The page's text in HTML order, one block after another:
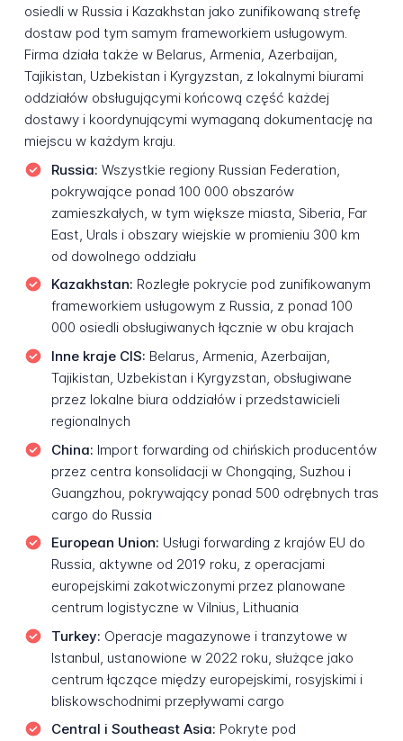
osiedli w Russia i Kazakhstan jako zunifikowaną strefę
dostaw pod tym samym frameworkiem usługowym.
Firma działa także w Belarus, Armenia, Azerbaijan,
Tajikistan, Uzbekistan i Kyrgyzstan, z lokalnymi biurami
oddziałów obsługującymi końcową część każdej
dostawy i koordynującymi wymaganą dokumentację na
miejscu w każdym kraju.
Russia: Wszystkie regiony Russian Federation,
pokrywające ponad 100 000 obszarów
zamieszkałych, w tym większe miasta, Siberia, Far
East, Urals i obszary wiejskie w promieniu 300 km
od dowolnego oddziału
Kazakhstan: Rozległe pokrycie pod zunifikowanym
frameworkiem usługowym z Russia, z ponad 100
000 osiedli obsługiwanych łącznie w obu krajach
Inne kraje CIS: Belarus, Armenia, Azerbaijan,
Tajikistan, Uzbekistan i Kyrgyzstan, obsługiwane
przez lokalne biura oddziałów i przedstawicieli
regionalnych
China: Import forwarding od chińskich producentów
przez centra konsolidacji w Chongqing, Suzhou i
Guangzhou, pokrywający ponad 500 odrębnych tras
cargo do Russia
European Union: Usługi forwarding z krajów EU do
Russia, aktywne od 2019 roku, z operacjami
europejskimi zakotwiczonymi przez planowane
centrum logistyczne w Vilnius, Lithuania
Turkey: Operacje magazynowe i tranzytowe w
Istanbul, ustanowione w 2022 roku, służące jako
centrum łączące między europejskimi, rosyjskimi i
bliskowschodnimi przepływami cargo
Central i Southeast Asia: Pokryte pod